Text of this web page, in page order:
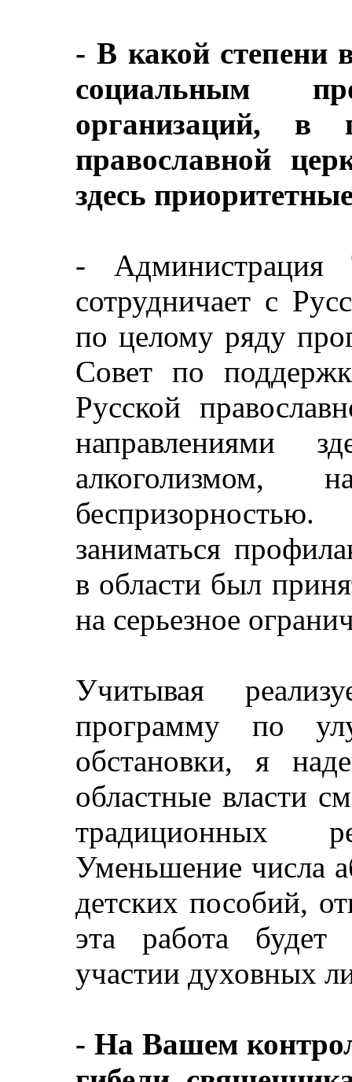
- В какой степени
социальным
организаций, в
православной
здесь
- Администрация
сотрудничает с
по целому ряду
Совет по
Русской
направлениями
алкоголизмом,
заниматься
в области был
на серьезное
Учитывая
программу по
обстановки, я
областные власти
традиционных
Уменьшение числа
детских пособий,
эта работа будет
участии духовных
- На Вашем